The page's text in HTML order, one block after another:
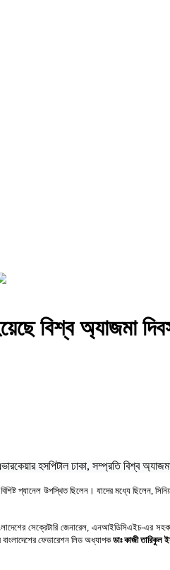
বিশ্ব অ্যাজমা
হসপিটাল ঢাকা, সম্প্রতি বিশ্ব
প্যানেল উপস্থিত ছিলেন। যাদের মধ্যে ছিলেন,
সেক্রেটারি জেনারেল, এনআইডিসিএইচ-এর
ফেডারেশন লিড অধ্যাপকডাঃ কাজী তারিকুল